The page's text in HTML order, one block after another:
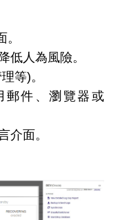
低人為風險。
等)。
郵件、瀏覽器或
介面。